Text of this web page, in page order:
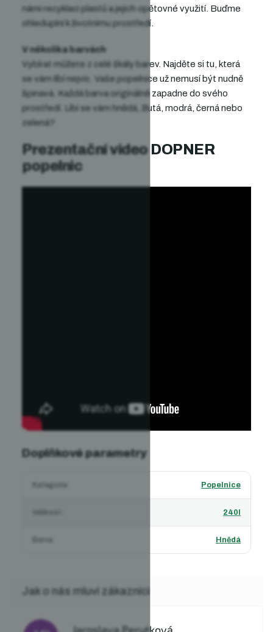
námi recyklaci plastů a jejich opětovné využití. Buďme
ohleduplní k životnímu prostředí.
V několika barvách
Vybírat můžete z celé škály barev. Najděte si tu, která
se vám líbí nejvíc. Vaše popelnice už nemusí být nudně
špinavá. Každá barva originálně zapadne do svého
prostředí. Líbí se vám hnědá, žlutá, modrá, černá nebo
zelená?
Prezentační video DOPNER
popelnic
Doplňkové parametry
Kategorie Popelnice
240l
Hnědá